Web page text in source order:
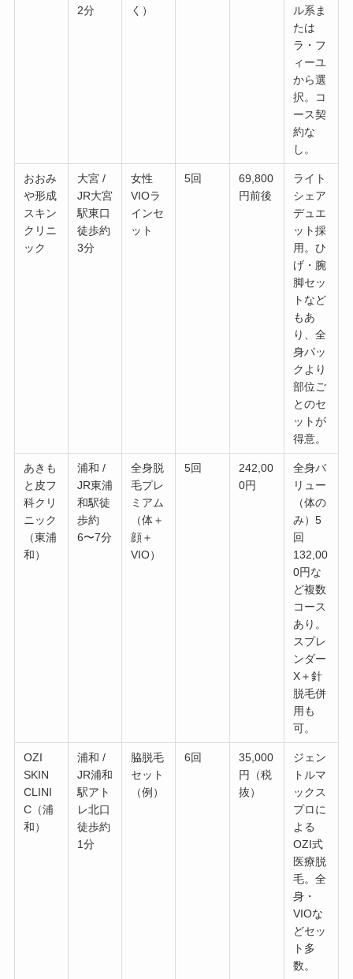
2分
く）
ル系ま
たは
ラ・フ
ィーユ
から選
択。コ
ース契
約な
し。
おおみ
や形成
スキン
クリニ
ック
大宮 /
JR大宮
駅東口
徒歩約
3分
女性
VIOラ
インセ
ット
5回
69,800
円前後
ライト
シェア
デュエ
ット採
用。ひ
げ・腕
脚セッ
トなど
もあ
り、全
身パッ
クより
部位ご
とのセ
ットが
得意。
あきも
と皮フ
科クリ
ニック
（東浦
和）
浦和 /
JR東浦
和駅徒
歩約
6〜7分
全身脱
毛プレ
ミアム
（体＋
顔＋
VIO）
5回
242,00
0円
全身バ
リュー
（体の
み）5
回
132,00
0円な
ど複数
コース
あり。
スプレ
ンダー
X＋針
脱毛併
用も
可。
OZI
SKIN
CLINI
C（浦
和）
浦和 /
JR浦和
駅アト
レ北口
徒歩約
1分
脇脱毛
セット
（例）
6回
35,000
円（税
抜）
ジェン
トルマ
ックス
プロに
よる
OZI式
医療脱
毛。全
身・
VIOな
どセッ
ト多
数。